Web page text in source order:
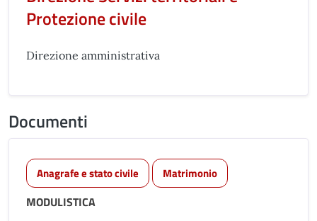
Protezione civile
Direzione amministrativa
Documenti
Anagrafe e stato civile Matrimonio
MODULISTICA